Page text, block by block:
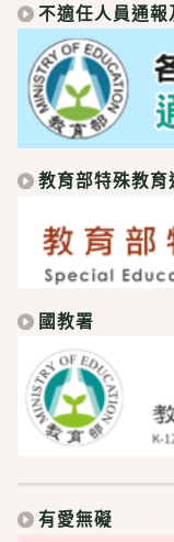
不適任人員通報
教育部特殊教育
國教署
有愛無礙